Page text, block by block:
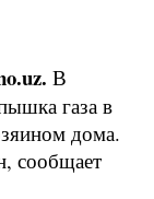
В
газа в
дома.
сообщает